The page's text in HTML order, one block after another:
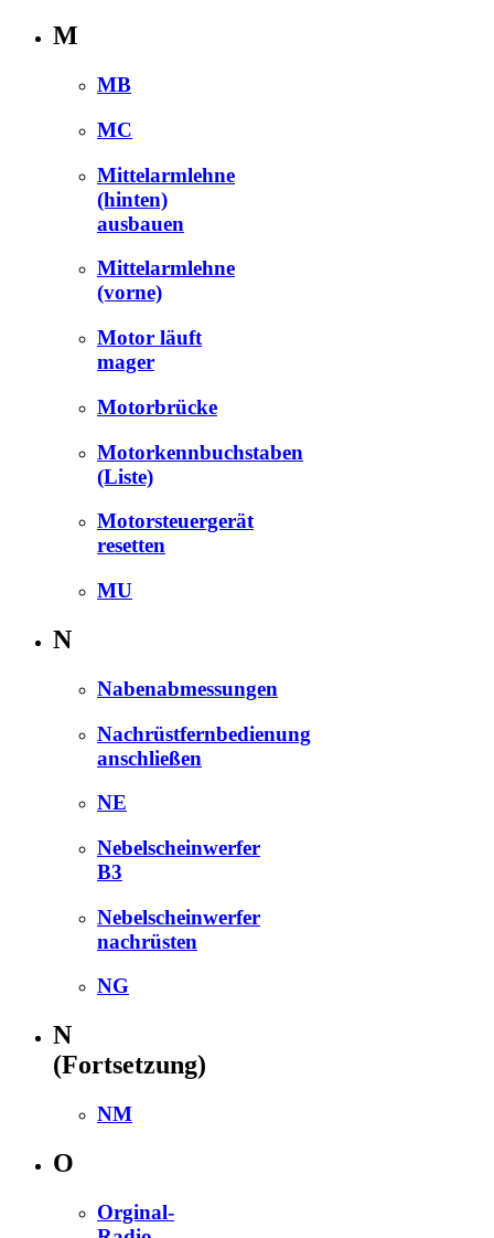
M
MB
MC
Mittelarmlehne
(hinten)
ausbauen
Mittelarmlehne
(vorne)
Motor läuft
mager
Motorbrücke
Motorkennbuchstaben
(Liste)
Motorsteuergerät
resetten
MU
N
Nabenabmessungen
Nachrüstfernbedienung
anschließen
NE
Nebelscheinwerfer
B3
Nebelscheinwerfer
nachrüsten
NG
N
(Fortsetzung)
NM
O
Orginal-